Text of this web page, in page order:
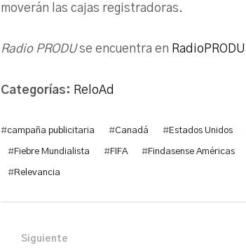
moverán las cajas registradoras.
Radio PRODUse encuentra en
Categorías: ReloAd
#campaña publicitaria #Canadá #Estados Unidos
#Fiebre Mundialista #FIFA #Findasense Américas
#Relevancia
Siguiente